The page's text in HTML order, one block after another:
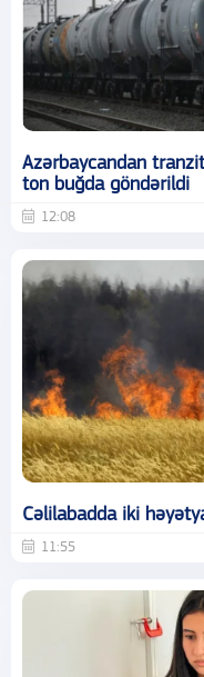
Azərbaycandan
ton buğda göndərildi
12:08
Cəlilabadda iki
11:55